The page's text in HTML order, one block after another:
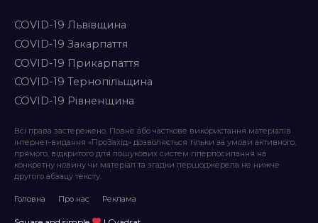
COVID-19 Львівщина
COVID-19 Закарпаття
COVID-19 Прикарпаття
COVID-19 Тернопільщина
COVID-19 Рівненщина
Всі права застережено. Повне або часткове використання матеріалів
інтернет-видання «ПроЗахід» дозволяється тільки за умови активного,
прямого, відкритого для пошукових систем гіперпосилання на
конкретну новину чи матеріал та згадки першоджерела не нижче
другого абзацу тексту.
Головна Про нас Реклама